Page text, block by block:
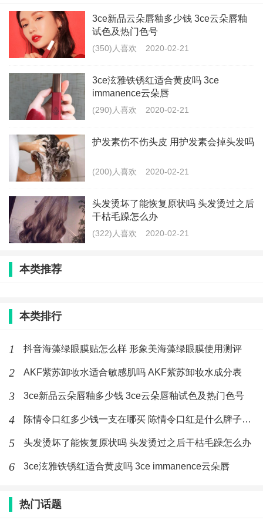
最新文章
陈情令口红多少钱一支在哪买 陈情令口
(279)人喜欢 2020-02-21
抖音v型美颈霜什么牌子 抖音同款按摩
(183)人喜欢 2020-02-21
阿玛尼蓝标粉底液值得入手吗 阿玛尼蓝
(208)人喜欢 2020-02-21
头发烫坏了能恢复原状吗 头发烫过之后
3ce新品云朵唇釉多少钱 3ce云朵唇釉
试色及热门色号
(350)人喜欢 2020-02-21
3ce泫雅铁锈红适合黄皮吗 3ce
immanence云朵唇
(290)人喜欢 2020-02-21
护发素伤不伤头皮 用护发素会掉头发吗
(200)人喜欢 2020-02-21
头发烫坏了能恢复原状吗 头发烫过之后
干枯毛躁怎么办
(322)人喜欢 2020-02-21
本类推荐
本类排行
1 抖音海藻绿眼膜贴怎么样 形象美海藻绿眼膜使用测评
2 AKF紫苏卸妆水适合敏感肌吗 AKF紫苏卸妆水成分表
3 3ce新品云朵唇釉多少钱 3ce云朵唇釉试色及热门色号
4 陈情令口红多少钱一支在哪买 陈情令口红是什么牌子好看吗
5 头发烫坏了能恢复原状吗 头发烫过之后干枯毛躁怎么办
6 3ce泫雅铁锈红适合黄皮吗 3ce immanence云朵唇
热门话题